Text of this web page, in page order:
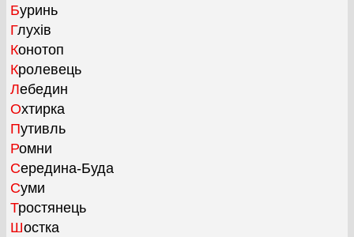
Буринь
Глухів
Конотоп
Кролевець
Лебедин
Охтирка
Путивль
Ромни
Середина-Буда
Суми
Тростянець
Шостка